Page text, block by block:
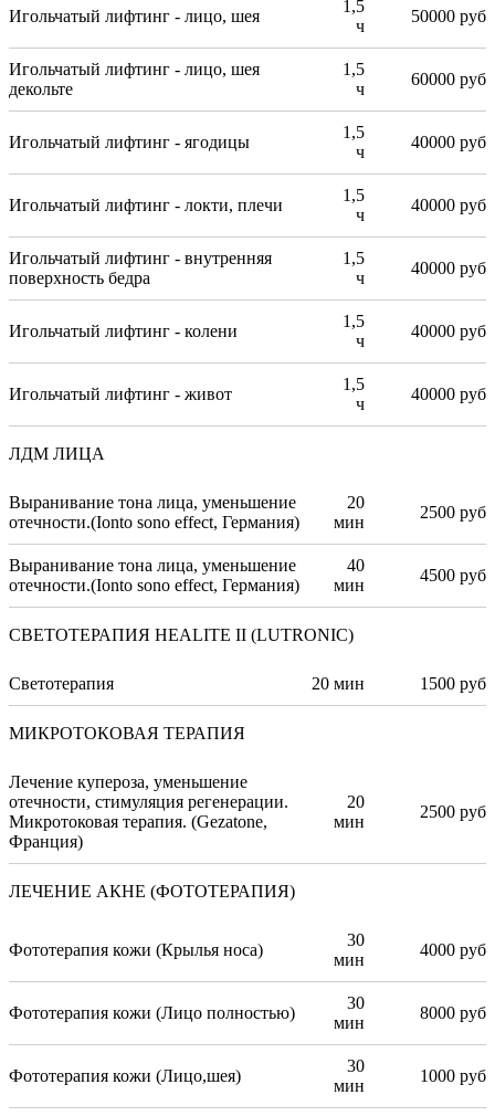
Игольчатый лифтинг - лицо, шея
1,5
ч
50000 руб
Игольчатый лифтинг - лицо, шея
декольте
1,5
ч
60000 руб
Игольчатый лифтинг - ягодицы
1,5
ч
40000 руб
Игольчатый лифтинг - локти, плечи
1,5
ч
40000 руб
Игольчатый лифтинг - внутренняя
поверхность бедра
1,5
ч
40000 руб
Игольчатый лифтинг - колени
1,5
ч
40000 руб
Игольчатый лифтинг - живот
1,5
ч
40000 руб
ЛДМ ЛИЦА
Выранивание тона лица, уменьшение
отечности.(Ionto sono effect, Германия)
20
мин
2500 руб
Выранивание тона лица, уменьшение
отечности.(Ionto sono effect, Германия)
40
мин
4500 руб
СВЕТОТЕРАПИЯ HEALITE II (LUTRONIC)
Светотерапия 20 мин 1500 руб
МИКРОТОКОВАЯ ТЕРАПИЯ
Лечение купероза, уменьшение
отечности, стимуляция регенерации.
Микротоковая терапия. (Gezatone,
Франция)
20
мин
2500 руб
ЛЕЧЕНИЕ АКНЕ (ФОТОТЕРАПИЯ)
Фототерапия кожи (Крылья носа)
30
мин
4000 руб
Фототерапия кожи (Лицо полностью)
30
мин
8000 руб
Фототерапия кожи (Лицо,шея)
30
мин
1000 руб